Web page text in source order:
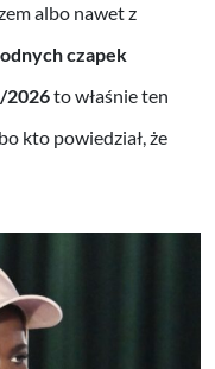
albo nawet z
czapek
2026to właśnie ten
kto powiedział, że